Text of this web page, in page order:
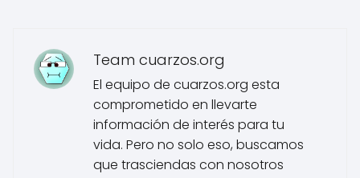
Team cuarzos.org
El equipo de cuarzos.org esta
comprometido en llevarte
información de interés para tu
vida. Pero no solo eso, buscamos
que trasciendas con nosotros